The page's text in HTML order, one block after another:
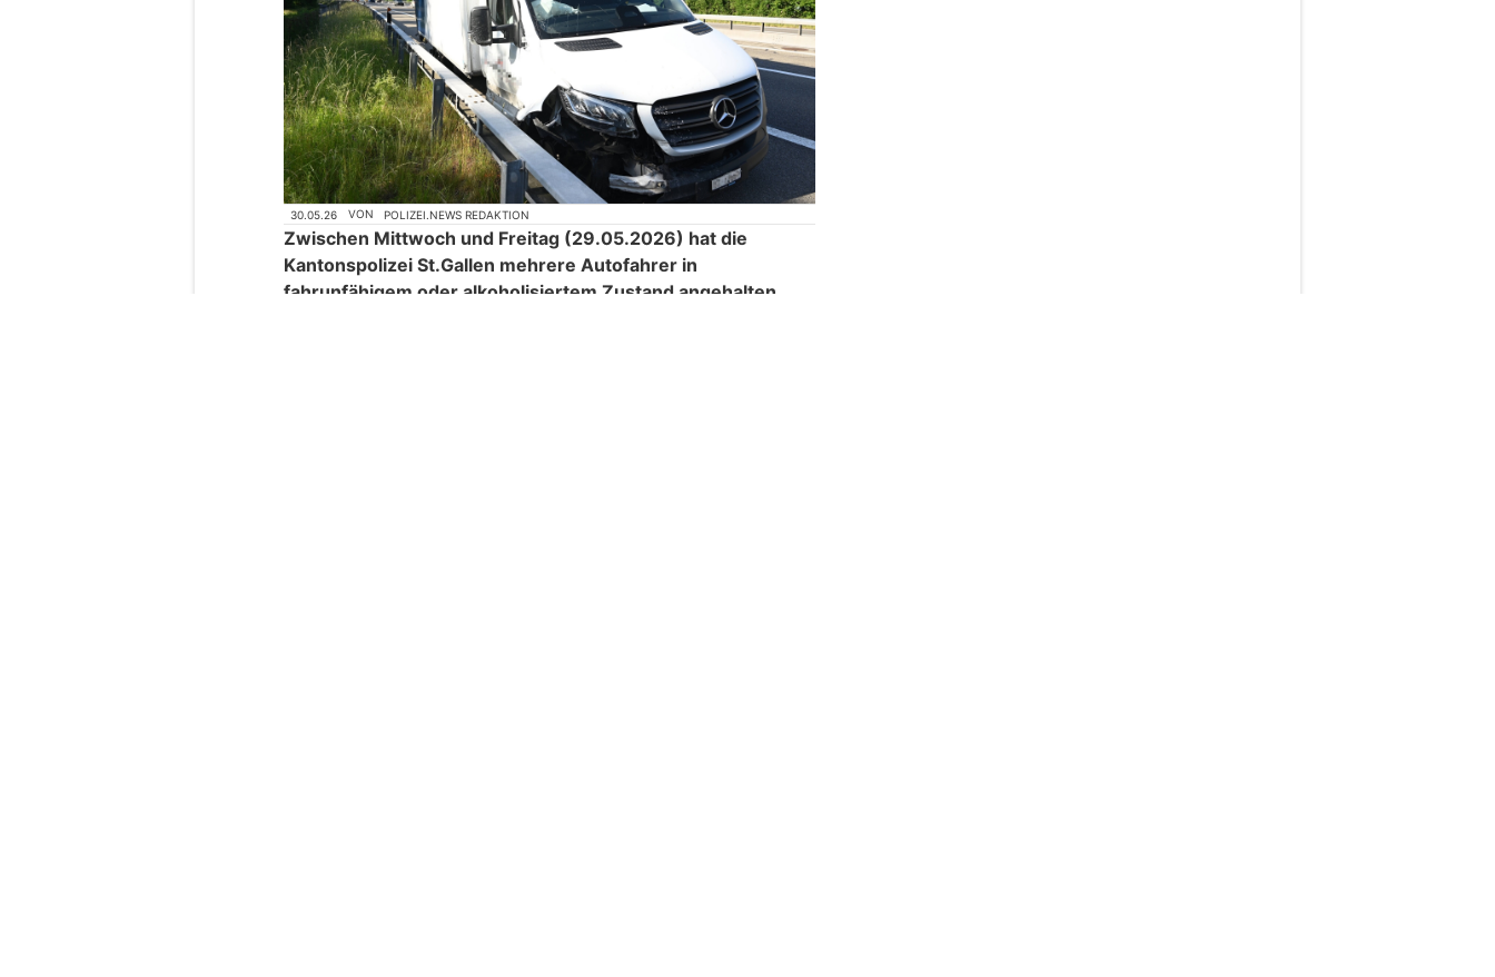
30.05.26 VON POLIZEI.NEWS REDAKTION
Zwischen Mittwoch und Freitag (29.05.2026) hat die
Kantonspolizei St.Gallen mehrere Autofahrer in
fahrunfähigem oder alkoholisiertem Zustand angehalten,